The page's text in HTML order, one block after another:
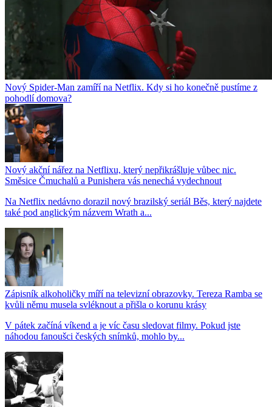
Nový Spider-Man zamíří na Netflix. Kdy si ho konečně pustíme z
pohodlí domova?
Nový akční nářez na Netflixu, který nepřikrášluje vůbec nic.
Směsice Čmuchalů a Punishera vás nenechá vydechnout
Na Netflix nedávno dorazil nový brazilský seriál Běs, který najdete
také pod anglickým názvem Wrath a...
Zápisník alkoholičky míří na televizní obrazovky. Tereza Ramba se
kvůli němu musela svléknout a přišla o korunu krásy
V pátek začíná víkend a je víc času sledovat filmy. Pokud jste
náhodou fanoušci českých snímků, mohlo by...